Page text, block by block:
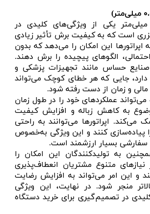
دقت حرکتی ۰.۰۴ میلی‌متر یکی از ویژگی‌های کلیدی در
است که به کیفیت برش تأثیر زیادی
اپراتورها این امکان را می‌دهد که بدون
الگوهای پیچیده را برش دهند.
صنایع حساس مانند تجهیزات پزشکی و
جایی که هر خطای کوچک می‌تواند
و زمان از دست رفته شود.
می‌تواند عملکردهای خود را در طول زمان
به کاهش زباله و افزایش کیفیت
می‌کند. اپراتورها می‌توانند به راحتی
پیاده‌سازی کنند و این ویژگی به‌خصوص
بسیار ارزشمند است.
به تولیدکنندگان این امکان را
متنوع مشتریان انعطاف‌پذیری
و این امر می‌تواند به افزایش رضایت
منجر شود. در نهایت، این ویژگی
در تصمیم‌گیری برای خرید دستگاه